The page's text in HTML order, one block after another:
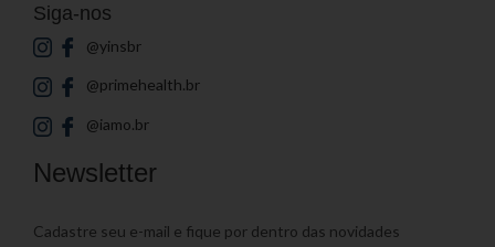
Siga-nos
@yinsbr
@primehealth.br
@iamo.br
Newsletter
Cadastre seu e-mail e fique por dentro das novidades